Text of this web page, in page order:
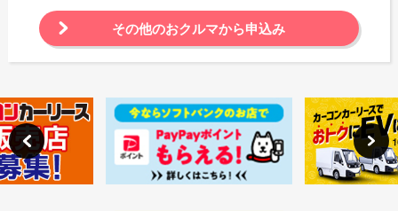
その他のおクルマから申込み